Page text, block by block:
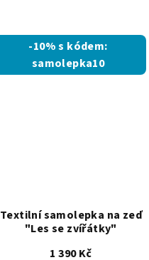
-10% s kódem:
samolepka10
Textilní samolepka na zeď
"Les se zvířátky"
1 390 Kč